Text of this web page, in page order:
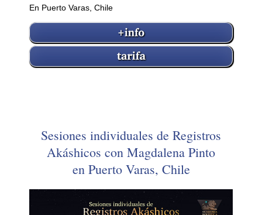
En Puerto Varas, Chile
Sesiones individuales de Registros
Akáshicos con Magdalena Pinto
en Puerto Varas, Chile